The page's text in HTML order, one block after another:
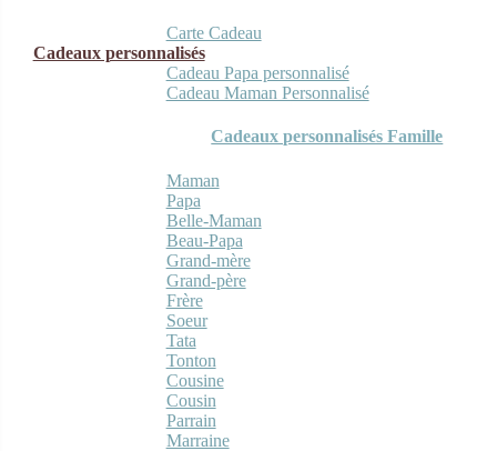
Carte Cadeau
Cadeaux personnalisés
Cadeau Papa personnalisé
Cadeau Maman Personnalisé
Cadeaux personnalisés Famille
Maman
Papa
Belle-Maman
Beau-Papa
Grand-mère
Grand-père
Frère
Soeur
Tata
Tonton
Cousine
Cousin
Parrain
Marraine